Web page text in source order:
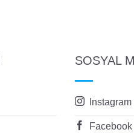
SOSYAL
Instagram
Facebook